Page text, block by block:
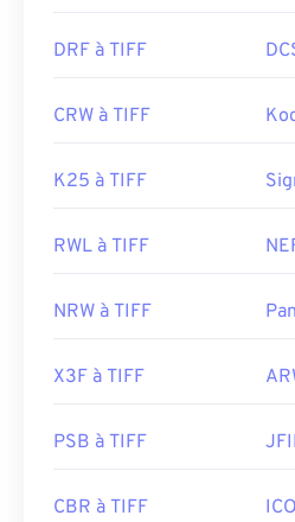
DRF à TIFF
CRW à TIFF
K25 à TIFF
RWL à TIFF
NRW à TIFF
X3F à TIFF
PSB à TIFF
CBR à TIFF